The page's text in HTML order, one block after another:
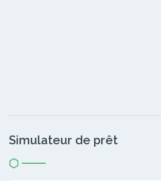
Simulateur de prêt